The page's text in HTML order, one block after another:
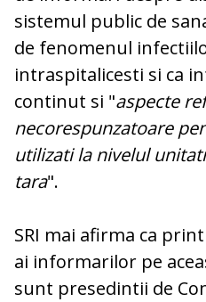
sistemul public de
de fenomenul
intraspitalicesti si ca
continut si "aspecte
necorespunzatoare
utilizati la nivelul
tara".
SRI mai afirma ca
ai informarilor pe
sunt presedintii de